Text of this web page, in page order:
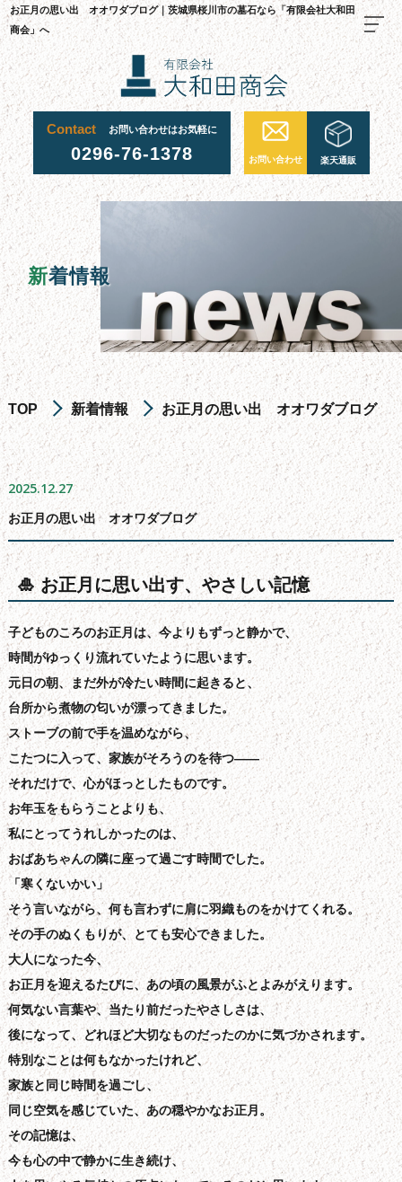
お正月の思い出 オオワダブログ｜茨城県桜川市の墓石なら「有限会社大和田
商会」へ
Contact お問い合わせはお気軽に
0296-76-1378 お問い合わせ 楽天通販
新着情報
TOP 新着情報 お正月の思い出 オオワダブログ
TOP
料金・ご注文の流れ
当社が選ばれる理由
施工事例
お墓について
お墓を建てる
お墓のリフォーム・修繕
お墓じまい
お墓の引っ越し
文字彫り
採用情報
楽天通販
スタッフ紹介
よくある質問
会社概要
お問い合わせフォーム
サイトマップ
新着情報
2025.12.27
お正月の思い出 オオワダブログ
🎍 お正月に思い出す、やさしい記憶
子どものころのお正月は、今よりもずっと静かで、
時間がゆっくり流れていたように思います。
元日の朝、まだ外が冷たい時間に起きると、
台所から煮物の匂いが漂ってきました。
ストーブの前で手を温めながら、
こたつに入って、家族がそろうのを待つ——
それだけで、心がほっとしたものです。
お年玉をもらうことよりも、
私にとってうれしかったのは、
おばあちゃんの隣に座って過ごす時間でした。
「寒くないかい」
そう言いながら、何も言わずに肩に羽織ものをかけてくれる。
その手のぬくもりが、とても安心できました。
大人になった今、
お正月を迎えるたびに、あの頃の風景がふとよみがえります。
何気ない言葉や、当たり前だったやさしさは、
後になって、どれほど大切なものだったのかに気づかされます。
特別なことは何もなかったけれど、
家族と同じ時間を過ごし、
同じ空気を感じていた、あの穏やかなお正月。
その記憶は、
今も心の中で静かに生き続け、